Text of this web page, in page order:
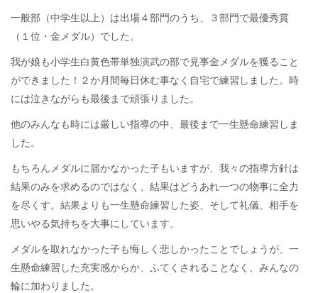
一般部（中学生以上）は出場４部門のうち、３部門で最優秀賞
（１位・金メダル）でした。
我が娘も小学生白黄色帯単独演武の部で見事金メダルを獲ること
ができました！２か月間毎日休む事なく自宅で練習しました。時
には泣きながらも最後まで頑張りました。
他のみんなも時には厳しい指導の中、最後まで一生懸命練習しま
した。
もちろんメダルに届かなかった子もいますが、我々の指導方針は
結果のみを求めるのではなく、結果はどうあれ一つの物事に全力
を尽くす。結果よりも一生懸命練習した姿、そして礼儀、相手を
思いやる気持ちを大事にしています。
メダルを取れなかった子も悔しく悲しかったことでしょうが、一
生懸命練習した充実感からか、ふてくされることなく、みんなの
輪に加わりました。